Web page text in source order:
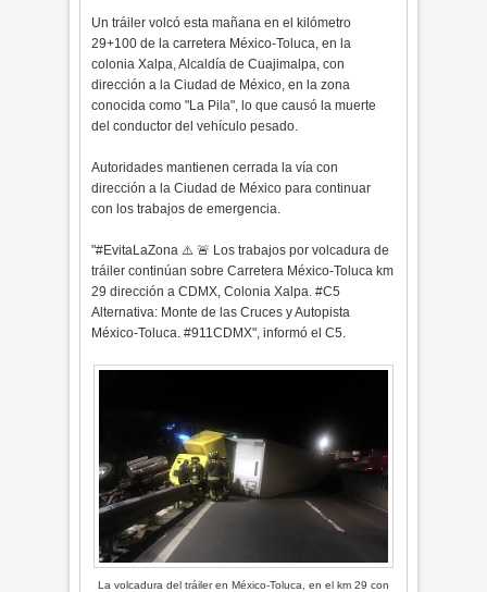
Un tráiler volcó esta mañana en el kilómetro
29+100 de la carretera México-Toluca, en la
colonia Xalpa, Alcaldía de Cuajimalpa, con
dirección a la Ciudad de México, en la zona
conocida como "La Pila", lo que causó la muerte
del conductor del vehículo pesado.
Autoridades mantienen cerrada la vía con
dirección a la Ciudad de México para continuar
con los trabajos de emergencia.
"#EvitaLaZona⚠ ️🚨 Los trabajos por volcadura de
tráiler continúan sobre Carretera México-Toluca km
29 dirección a CDMX, Colonia Xalpa. #C5
Alternativa: Monte de las Cruces y Autopista
México-Toluca. #911CDMX", informó el C5.
La volcadura del tráiler en México-Toluca, en el km 29 con